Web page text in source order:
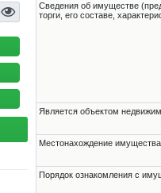
Cведения об имуществе
торги, его составе,
Является объектом
Местонахождение имущества
Порядок ознакомления с